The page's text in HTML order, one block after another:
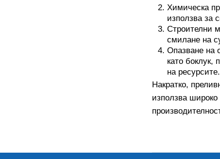
Химическа
използва за
Строителни
смилане на
Опазване на
като боклук,
на ресурсите.
Накратко,
използва широко